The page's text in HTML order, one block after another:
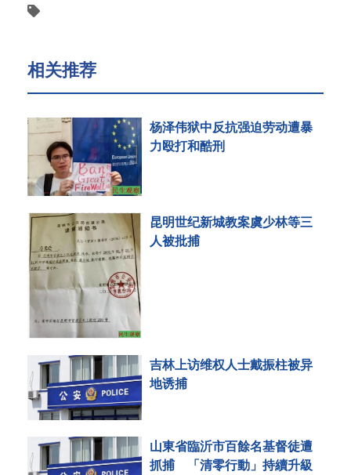
相关推荐
杨泽伟狱中反抗强迫劳动遭暴
力殴打和酷刑
昆明世纪新城教案虞少林等三
人被批捕
吉林上访维权人士戴振柱被异
地诱捕
山東省臨沂市百餘名基督徒遭
抓捕 「清零行動」持續升級